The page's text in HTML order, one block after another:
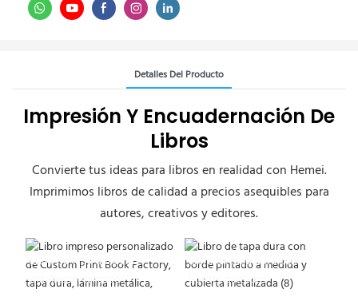
Detalles Del Producto
Impresión Y Encuadernación De
Libros
Convierte tus ideas para libros en realidad con Hemei.
Imprimimos libros de calidad a precios asequibles para
autores, creativos y editores.
Libro de tapa dura con
detalles metalizados
Libro de tapa dura con
bordes pintados